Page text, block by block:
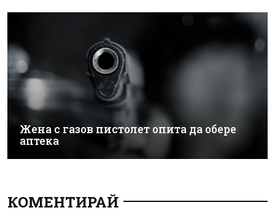
Жена с газов пистолет опита да обере
аптека
КОМЕНТИРАЙ